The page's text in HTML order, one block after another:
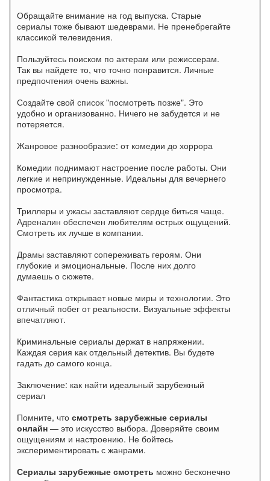
Обращайте внимание на год выпуска. Старые
сериалы тоже бывают шедеврами. Не пренебрегайте
классикой телевидения.
Пользуйтесь поиском по актерам или режиссерам.
Так вы найдете то, что точно понравится. Личные
предпочтения очень важны.
Создайте свой список "посмотреть позже". Это
удобно и организованно. Ничего не забудется и не
потеряется.
Жанровое разнообразие: от комедии до хоррора
Комедии поднимают настроение после работы. Они
легкие и непринужденные. Идеальны для вечернего
просмотра.
Триллеры и ужасы заставляют сердце биться чаще.
Адреналин обеспечен любителям острых ощущений.
Смотреть их лучше в компании.
Драмы заставляют сопереживать героям. Они
глубокие и эмоциональные. После них долго
думаешь о сюжете.
Фантастика открывает новые миры и технологии. Это
отличный побег от реальности. Визуальные эффекты
впечатляют.
Криминальные сериалы держат в напряжении.
Каждая серия как отдельный детектив. Вы будете
гадать до самого конца.
Заключение: как найти идеальный зарубежный
сериал
Помните, что смотреть зарубежные сериалы
онлайн — это искусство выбора. Доверяйте своим
ощущениям и настроению. Не бойтесь
экспериментировать с жанрами.
Сериалы зарубежные смотреть можно бесконечно